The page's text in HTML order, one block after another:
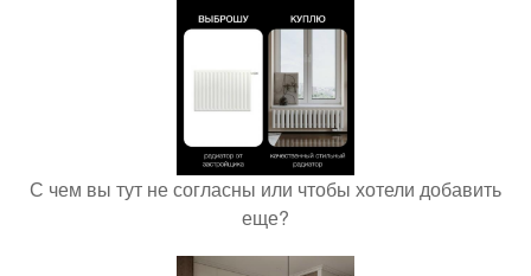
С чем вы тут не согласны или чтобы хотели добавить
еще?